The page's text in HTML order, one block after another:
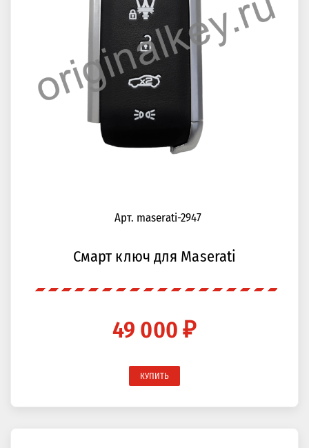
Арт. maserati-2947
Смарт ключ для Maserati
49 000 ₽
КУПИТЬ